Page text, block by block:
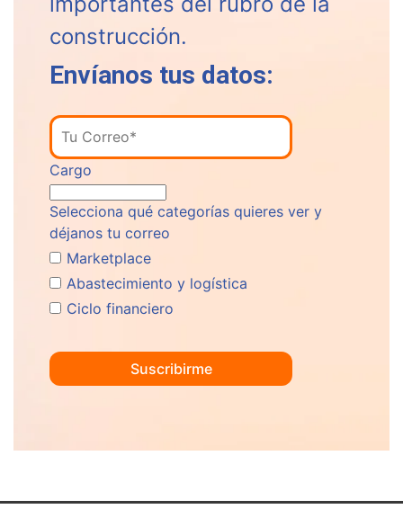
construcción.
Envíanos tus datos:
Cargo
Selecciona qué categorías quieres ver y
déjanos tu correo
Marketplace
Abastecimiento y logística
Ciclo financiero